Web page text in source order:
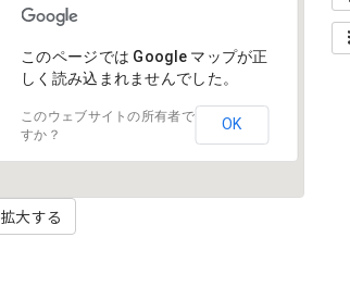
このページでは Google マップが正
しく読み込まれませんでした。
このウェブサイトの所有者で
すか？
OK
拡大する